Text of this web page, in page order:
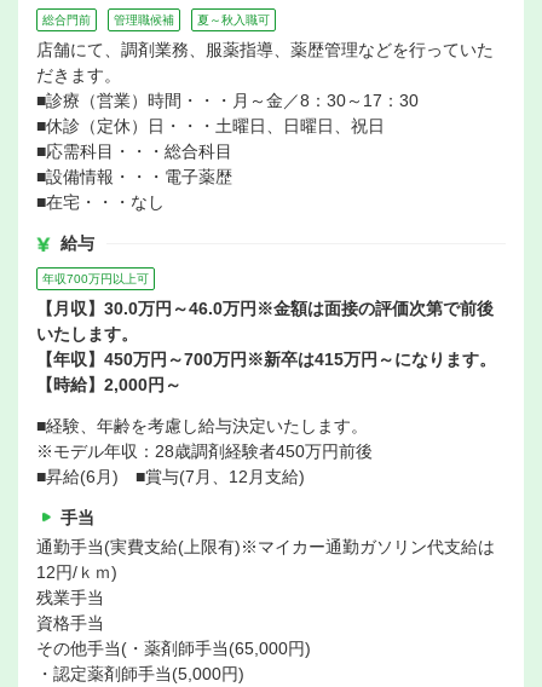
総合門前 管理職候補 夏～秋入職可
店舗にて、調剤業務、服薬指導、薬歴管理などを行っていた
だきます。
■診療（営業）時間・・・月～金／8：30～17：30
■休診（定休）日・・・土曜日、日曜日、祝日
■応需科目・・・総合科目
■設備情報・・・電子薬歴
■在宅・・・なし
給与
年収700万円以上可
【月収】30.0万円～46.0万円※金額は面接の評価次第で前後
いたします。
【年収】450万円～700万円※新卒は415万円～になります。
【時給】2,000円～
■経験、年齢を考慮し給与決定いたします。
※モデル年収：28歳調剤経験者450万円前後
■昇給(6月) ■賞与(7月、12月支給)
手当
通勤手当(実費支給(上限有)※マイカー通勤ガソリン代支給は
12円/ｋｍ)
残業手当
資格手当
その他手当(・薬剤師手当(65,000円)
・認定薬剤師手当(5,000円)